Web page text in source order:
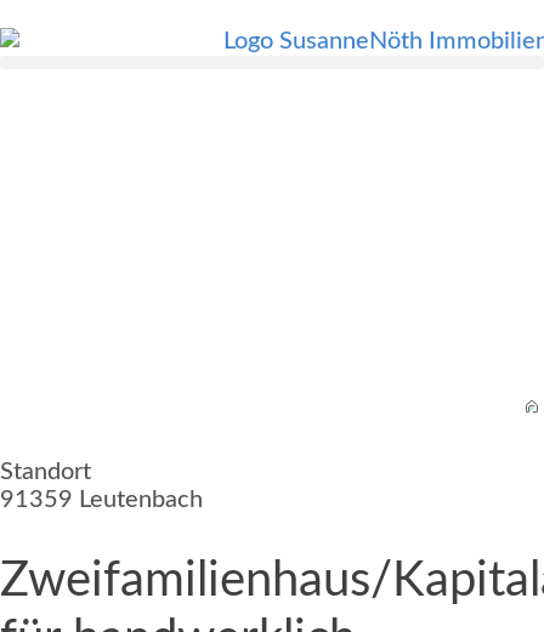
Standort
91359 Leutenbach
Zweifamilienhaus/